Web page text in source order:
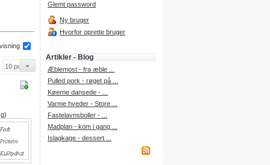
Glemt password
Ny bruger
Hvorfor oprette bruger
Artikler - Blog
Æblemost - fra æble ...
Pulled pork - røget på ...
Køerne dansede - ...
Varme hveder - Store ...
Fastelavnsboller - ...
Madplan - kom i gang ...
Islagkage - dessert ...